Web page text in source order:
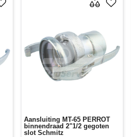
Aansluiting MT-65 PERROT
binnendraad 2"1/2 gegoten
slot Schmitz